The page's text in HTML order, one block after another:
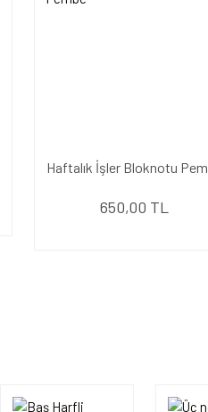
Haftalık İşler Bloknotu
650,00 TL